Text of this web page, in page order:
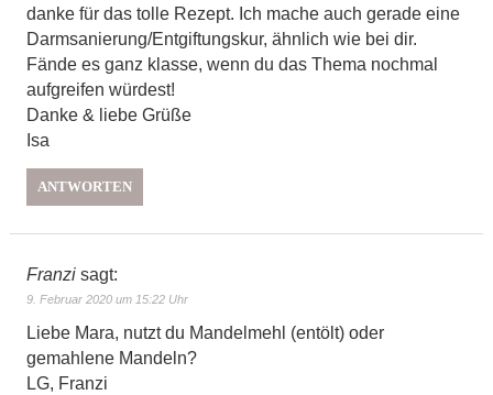
danke für das tolle Rezept. Ich mache auch gerade eine
Darmsanierung/Entgiftungskur, ähnlich wie bei dir.
Fände es ganz klasse, wenn du das Thema nochmal
aufgreifen würdest!
Danke & liebe Grüße
Isa
ANTWORTEN
Franzi sagt:
9. Februar 2020 um 15:22 Uhr
Liebe Mara, nutzt du Mandelmehl (entölt) oder
gemahlene Mandeln?
LG, Franzi